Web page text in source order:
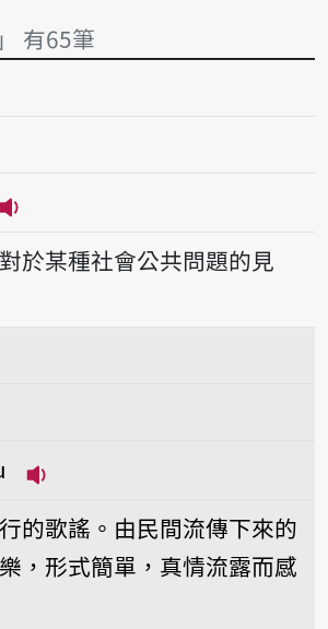
有65筆
播放音讀bîn-ì
於某種社會公共問題的見
的歌謠。由民間流傳下來的
，形式簡單，真情流露而感